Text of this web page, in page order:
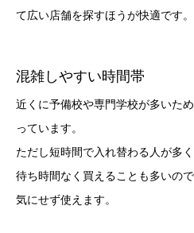
て広い店舗を探すほうが快適です。
混雑しやすい時間帯
近くに予備校や専門学校が多いた
っています。
ただし短時間で入れ替わる人が多
待ち時間なく買えることも多いの
気にせず使えます。